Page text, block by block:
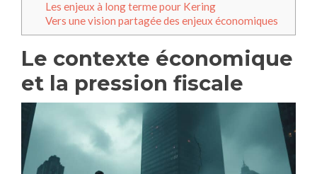
Les enjeux à long terme pour Kering
Vers une vision partagée des enjeux économiques
Le contexte économique
et la pression fiscale